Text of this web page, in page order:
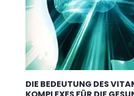
DIE BEDEUTUNG DES